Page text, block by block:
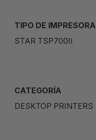
TIPO DE IMPRESORA
STAR TSP700II
CATEGORÍA
DESKTOP PRINTERS